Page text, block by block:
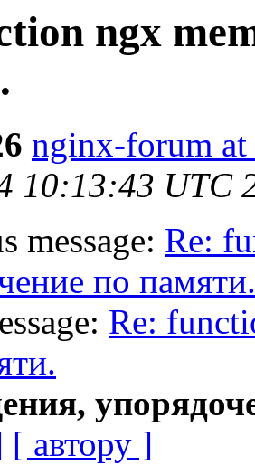
ngx
nginx-forum
10:13:43 UTC
message: Re:
по памяти.
Re:
[ автору ]